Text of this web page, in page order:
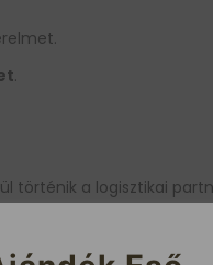
.
történik a logisztikai
és lehetőséget